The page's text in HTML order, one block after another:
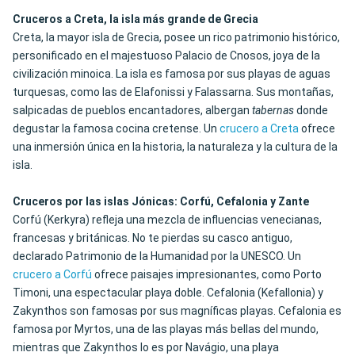
Cruceros a Creta, la isla más grande de Grecia
Creta, la mayor isla de Grecia, posee un rico patrimonio histórico,
personificado en el majestuoso Palacio de Cnosos, joya de la
civilización minoica. La isla es famosa por sus playas de aguas
turquesas, como las de Elafonissi y Falassarna. Sus montañas,
salpicadas de pueblos encantadores, albergan tabernasdonde
degustar la famosa cocina cretense. Un crucero a Cretaofrece
una inmersión única en la historia, la naturaleza y la cultura de la
isla.
Cruceros por las islas Jónicas: Corfú, Cefalonia y Zante
Corfú (Kerkyra) refleja una mezcla de influencias venecianas,
francesas y británicas. No te pierdas su casco antiguo,
declarado Patrimonio de la Humanidad por la UNESCO. Un
crucero a Corfú ofrece paisajes impresionantes, como Porto
Timoni, una espectacular playa doble. Cefalonia (Kefallonia) y
Zakynthos son famosas por sus magníficas playas. Cefalonia es
famosa por Myrtos, una de las playas más bellas del mundo,
mientras que Zakynthos lo es por Navágio, una playa